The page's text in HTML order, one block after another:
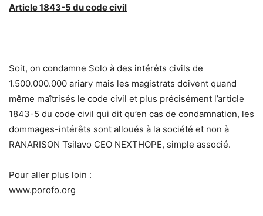
Article 1843-5 du code civil
Soit, on condamne Solo à des intérêts civils de
1.500.000.000 ariary mais les magistrats doivent quand
même maîtrisés le code civil et plus précisément l’article
1843-5 du code civil qui dit qu’en cas de condamnation, les
dommages-intérêts sont alloués à la société et non à
RANARISON Tsilavo CEO NEXTHOPE, simple associé.
Pour aller plus loin :
www.porofo.org